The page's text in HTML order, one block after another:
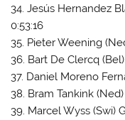
34. Jesús Hernandez
0:53:16
35. Pieter Weening
36. Bart De Clercq
37. Daniel Moreno
38. Bram Tankink
39. Marcel Wyss (Swi)